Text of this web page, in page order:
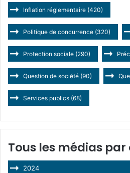
Inflation réglementaire (420)
Politique de concurrence (320)
Protection sociale (290)
Question de société (90)
Services publics (68)
Tous les médias
2024